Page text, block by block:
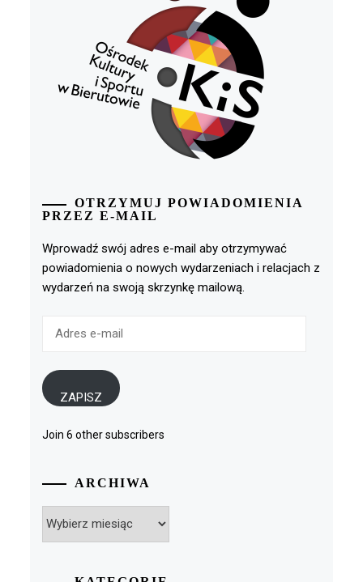
OTRZYMUJ POWIADOMIENIA
PRZEZ E-MAIL
Wprowadź swój adres e-mail aby otrzymywać
powiadomienia o nowych wydarzeniach i relacjach z
wydarzeń na swoją skrzynkę mailową.
ZAPISZ
Join 6 other subscribers
ARCHIWA